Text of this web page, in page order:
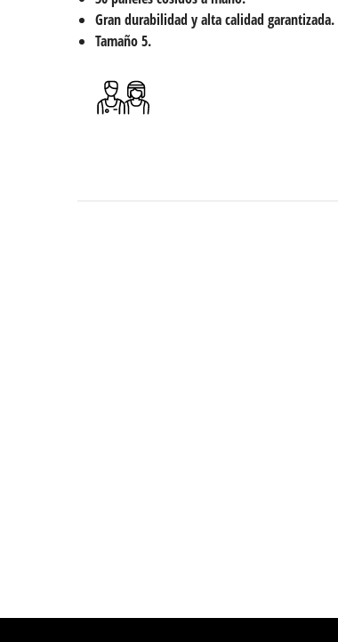
Gran durabilidad y alta calidad garantizada.
Tamaño 5.